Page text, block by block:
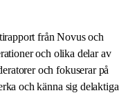
från Novus och
och olika delar av
och fokuserar på
och känna sig delaktiga